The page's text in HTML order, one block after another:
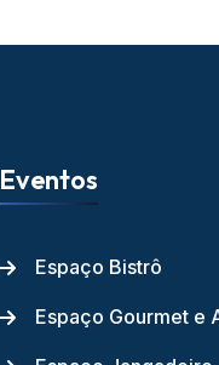
Eventos
Espaço Bistrô
Espaço Gourmet e